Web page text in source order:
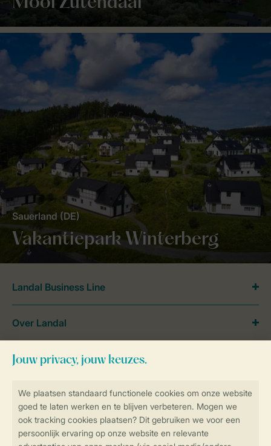
Vakantiepark Winterberg
Sauerland (DE)
Veilig en snel online boeken
SSL certificaat
Veilige gegevensoverdracht
Landal Business Line
Over Landal
Meer Landal